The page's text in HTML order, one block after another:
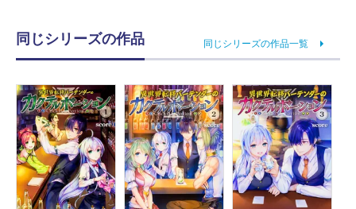
同じシリーズの作品 同じシリーズの作品一覧